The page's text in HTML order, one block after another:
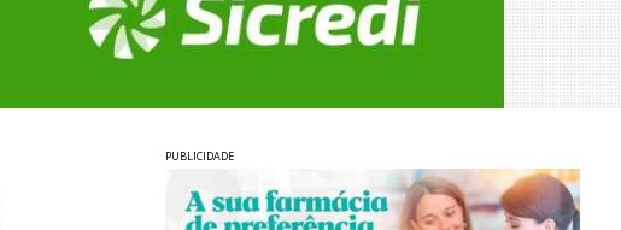
PUBLICIDADE